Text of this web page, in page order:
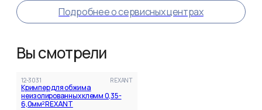
Подробнее о сервисных центрах
Вы смотрели
12-3031 REXANT
Кримпер для обжима
неизолированных клемм 0,35-
6,0мм² REXANT